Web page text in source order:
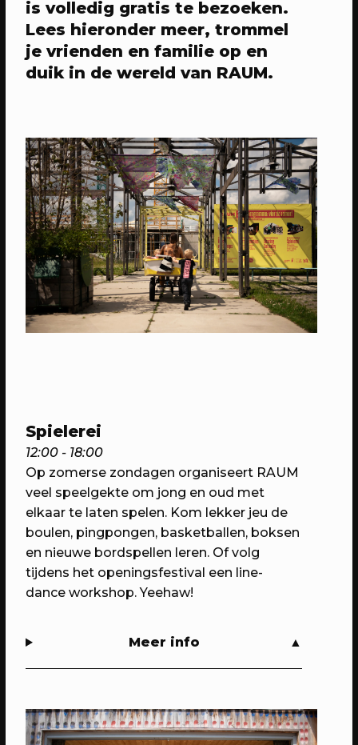
6 jaar RAUM: Vier je mee?
Een avond vol verrassingen met het
beste van RAUM
23/04/2023 PROGRAMMA
WEKEA: Grote Huisraad Veiling
Scoor en verkoop toffe spullen op de
30/04/2023
Utrecht!
GigaSjoelen & nog veel meer.
is volledig gratis te bezoeken.
Lees hieronder meer, trommel
je vrienden en familie op en
duik in de wereld van RAUM.
Spielerei
12:00 - 18:00
Op zomerse zondagen organiseert RAUM
veel speelgekte om jong en oud met
elkaar te laten spelen. Kom lekker jeu de
boulen, pingpongen, basketballen, boksen
en nieuwe bordspellen leren. Of volg
tijdens het openingsfestival een line-
dance workshop. Yeehaw!
Meer info